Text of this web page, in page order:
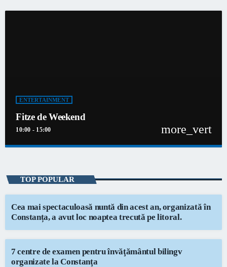
ENTERTAINMENT
Fitze de Weekend
10:00 - 15:00 more_vert
Informațiile actuale și muzica momentului
TOP POPULAR
Cea mai spectaculoasă nuntă din acest an, organizată în
Constanța, a avut loc noaptea trecută pe litoral.
7 centre de examen pentru învăţământul bilingv
organizate la Constanţa